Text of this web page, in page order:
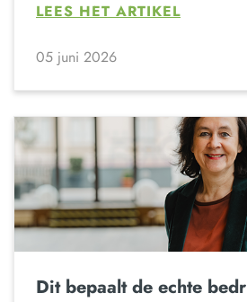
LEES HET ARTIKEL
05 juni 2026
Dit bepaalt de echte